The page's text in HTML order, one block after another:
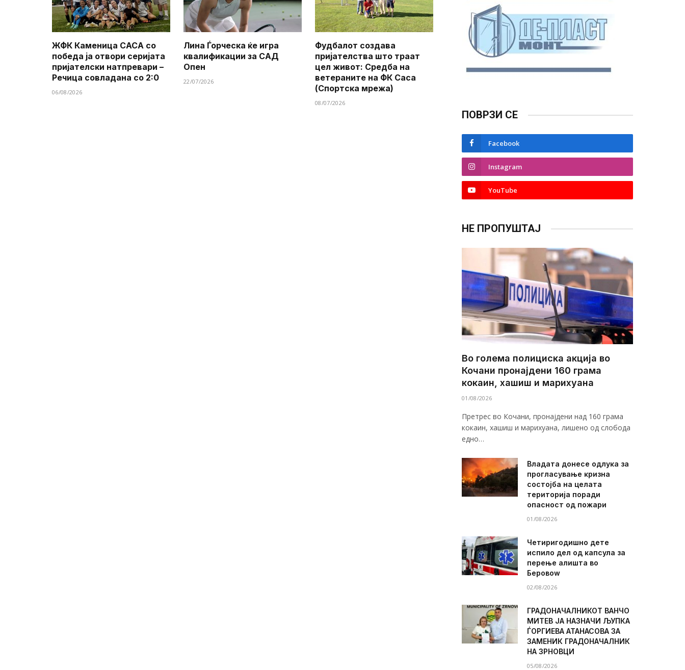
ЖФК Каменица САСА со
победа ја отвори серијата
пријателски натпревари –
Речица совладана со 2:0
06/08/2026
Лина Ѓорческа ќе игра
квалификации за САД
Опен
22/07/2026
Фудбалот создава
пријателства што траат
цел живот: Средба на
ветераните на ФК Саса
(Спортска мрежа)
08/07/2026
ПОВРЗИ СЕ
Facebook
Instagram
YouTube
НЕ ПРОПУШТАЈ
Во голема полициска акција во
Кочани пронајдени 160 грама
кокаин, хашиш и марихуана
01/08/2026
Претрес во Кочани, пронајдени над 160 грама
кокаин, хашиш и марихуана, лишено од слобода
едно…
Владата донесе одлука за
прогласување кризна
состојба на целата
територија поради
опасност од пожари
01/08/2026
Четиригодишно дете
испило дел од капсула за
перење алишта во
Беровоw
02/08/2026
ГРАДОНАЧАЛНИКОТ ВАНЧО
МИТЕВ ЈА НАЗНАЧИ ЉУПКА
ЃОРГИЕВА АТАНАСОВА ЗА
ЗАМЕНИК ГРАДОНАЧАЛНИК
НА ЗРНОВЦИ
05/08/2026